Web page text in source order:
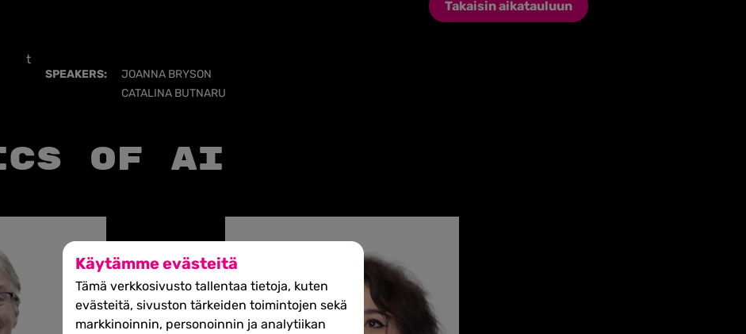
Käytämme evästeitä
Tämä verkkosivusto tallentaa tietoja, kuten
evästeitä, sivuston tärkeiden toimintojen sekä
markkinoinnin, personoinnin ja analytiikan
Takaisin aikatauluun
t
SPEAKERS:
JOANNA BRYSON
CATALINA BUTNARU
of AI